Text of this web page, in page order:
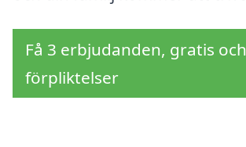
Få 3 erbjudanden, gratis
förpliktelser